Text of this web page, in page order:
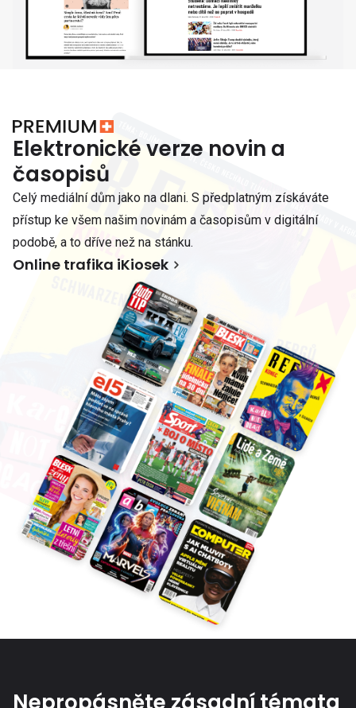
Elektronické verze novin a
časopisů
Celý mediální dům jako na dlani. S předplatným získáváte
přístup ke všem našim novinám a časopisům v digitální
podobě, a to dříve než na stánku.
Online trafika iKiosek